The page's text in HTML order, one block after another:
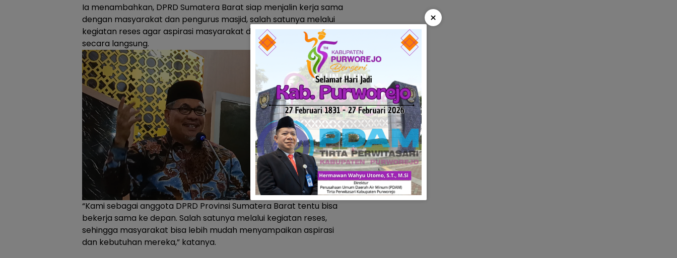
Ia menambahkan, DPRD Sumatera Barat siap menjalin kerja sama
dengan masyarakat dan pengurus masjid, salah satunya melalui
kegiatan reses agar aspirasi masyarakat dapat tersampaikan
secara langsung.
“Kami sebagai anggota DPRD Provinsi Sumatera Barat tentu bisa
bekerja sama ke depan. Salah satunya melalui kegiatan reses,
sehingga masyarakat bisa lebih mudah menyampaikan aspirasi
dan kebutuhan mereka,” katanya.
×